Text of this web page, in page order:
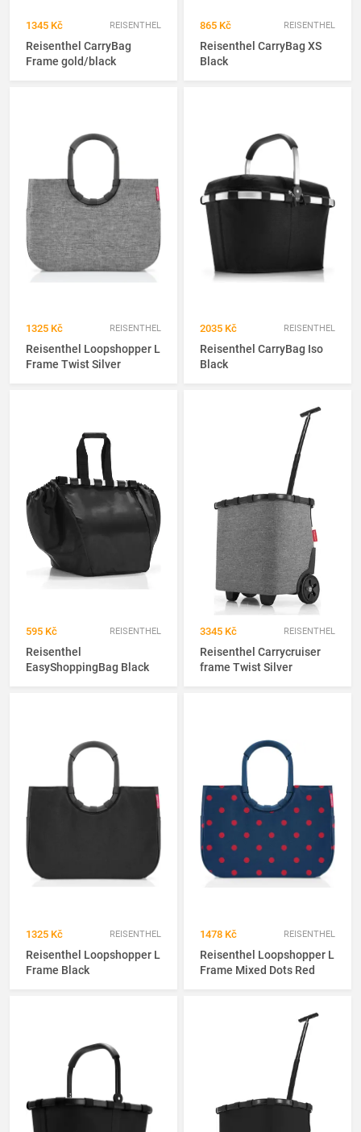
1345 Kč REISENTHEL
Reisenthel CarryBag
Frame gold/black
865 Kč REISENTHEL
Reisenthel CarryBag XS
Black
1325 Kč REISENTHEL
Reisenthel Loopshopper L
Frame Twist Silver
2035 Kč REISENTHEL
Reisenthel CarryBag Iso
Black
595 Kč REISENTHEL
Reisenthel
EasyShoppingBag Black
3345 Kč REISENTHEL
Reisenthel Carrycruiser
frame Twist Silver
1325 Kč REISENTHEL
Reisenthel Loopshopper L
Frame Black
1478 Kč REISENTHEL
Reisenthel Loopshopper L
Frame Mixed Dots Red